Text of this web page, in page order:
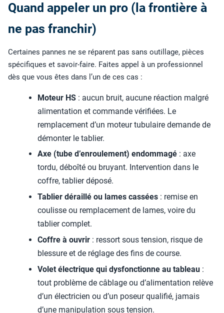
Quand appeler un pro (la frontière à
ne pas franchir)
Certaines pannes ne se réparent pas sans outillage, pièces
spécifiques et savoir-faire. Faites appel à un professionnel
dès que vous êtes dans l’un de ces cas :
Moteur HS : aucun bruit, aucune réaction malgré
alimentation et commande vérifiées. Le
remplacement d’un moteur tubulaire demande de
démonter le tablier.
Axe (tube d’enroulement) endommagé : axe
tordu, déboîté ou bruyant. Intervention dans le
coffre, tablier déposé.
Tablier déraillé ou lames cassées : remise en
coulisse ou remplacement de lames, voire du
tablier complet.
Coffre à ouvrir : ressort sous tension, risque de
blessure et de réglage des fins de course.
Volet électrique qui dysfonctionne au tableau :
tout problème de câblage ou d’alimentation relève
d’un électricien ou d’un poseur qualifié, jamais
d’une manipulation sous tension.